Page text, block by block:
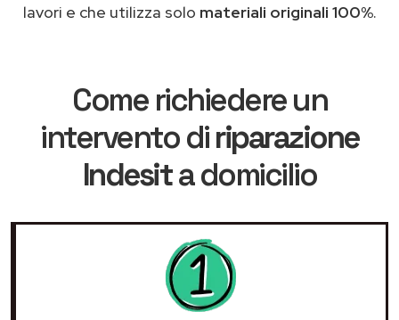
lavori e che utilizza solo materiali originali 100%.
Come richiedere un
intervento diriparazione
Indesita domicilio